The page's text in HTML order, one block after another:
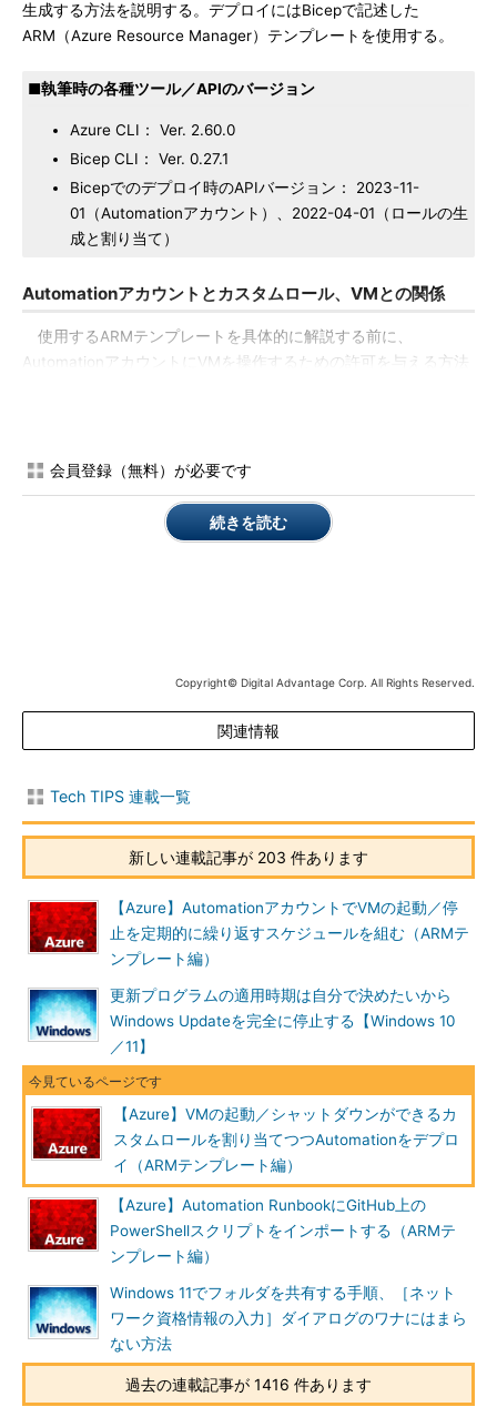
生成する方法を説明する。デプロイにはBicepで記述した
ARM（Azure Resource Manager）テンプレートを使用する。
■執筆時の各種ツール／APIのバージョン
Azure CLI： Ver. 2.60.0
Bicep CLI： Ver. 0.27.1
Bicepでのデプロイ時のAPIバージョン： 2023-11-
01（Automationアカウント）、2022-04-01（ロールの生
成と割り当て）
Automationアカウントとカスタムロール、VMとの関係
使用するARMテンプレートを具体的に解説する前に、
AutomationアカウントにVMを操作するための許可を与える方法
いはユーザー、グループなど）に対象リソースを制御するための
ロールベースのアクセス制御（RBAC）
」という仕組みにのっ
とって、あらかじめ細かく決まっている。VMなら、起動やシャ
（組み込み済みの）Azureロールとして、「所有者」「閲覧者」
などを目にしたことがあるのではないだろうか。
まとめられる「
カスタムロール
ロールを作成し、それをAutomationアカウントに割り当てるこ
とで、AutomationによるVMの自動制御を実現する。
具体的には下図のような位置付けでカスタムロールと
Automationアカウント、VMを構成する。
役割（カスタムロール）と操作元（Automationアカウン
ト）、操作対象（VM）などの関係
会員登録（無料）が必要です
続きを読む
Copyright© Digital Advantage Corp. All Rights Reserved.
関連情報
Tech TIPS 連載一覧
新しい連載記事が 203 件あります
【Azure】AutomationアカウントでVMの起動／停
止を定期的に繰り返すスケジュールを組む（ARMテ
ンプレート編）
更新プログラムの適用時期は自分で決めたいから
Windows Updateを完全に停止する【Windows 10
／11】
【Azure】VMの起動／シャットダウンができるカ
スタムロールを割り当てつつAutomationをデプロ
イ（ARMテンプレート編）
【Azure】Automation RunbookにGitHub上の
PowerShellスクリプトをインポートする（ARMテ
ンプレート編）
Windows 11でフォルダを共有する手順、［ネット
ワーク資格情報の入力］ダイアログのワナにはまら
ない方法
過去の連載記事が 1416 件あります